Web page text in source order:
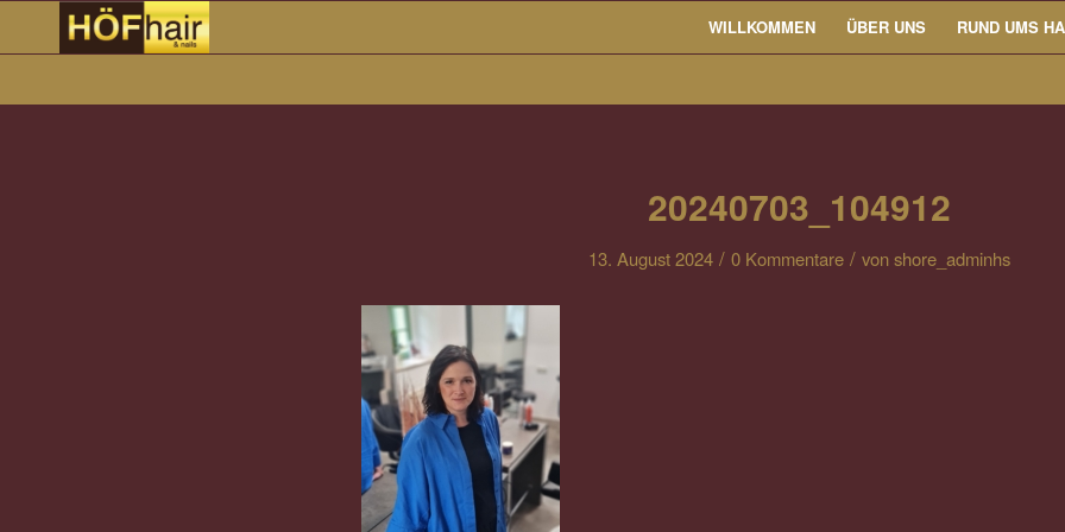
WILLKOMMEN ÜBER UNS RUND UMS
20240703_104912
13. August 2024 / 0 Kommentare / vonshore_adminhs